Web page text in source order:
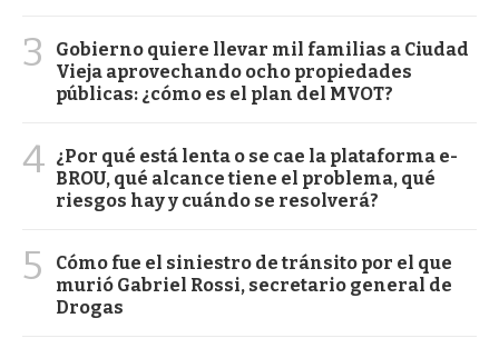
3
Gobierno quiere llevar mil familias a Ciudad
Vieja aprovechando ocho propiedades
públicas: ¿cómo es el plan del MVOT?
4 ¿Por qué está lenta o se cae la plataforma e-
BROU, qué alcance tiene el problema, qué
riesgos hay y cuándo se resolverá?
5
Cómo fue el siniestro de tránsito por el que
murió Gabriel Rossi, secretario general de
Drogas